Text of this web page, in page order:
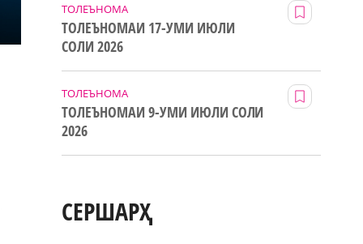
ТОЛЕЪНОМА
ТОЛЕЪНОМАИ 17-УМИ ИЮЛИ
СОЛИ 2026
ТОЛЕЪНОМА
ТОЛЕЪНОМАИ 9-УМИ ИЮЛИ СОЛИ
2026
СЕРШАРҲ